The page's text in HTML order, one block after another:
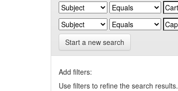
Start a new search
Add filters:
Use filters to refine the search results.